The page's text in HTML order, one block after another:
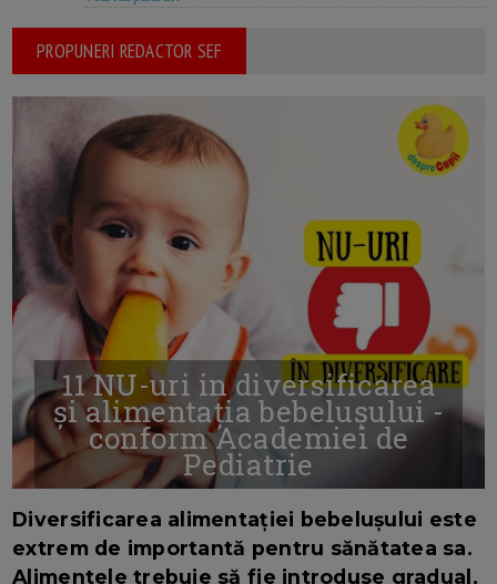
PROPUNERI REDACTOR SEF
11 NU-uri in diversificarea
și alimentația bebelușului -
conform Academiei de
Pediatrie
Diversificarea alimentației bebelușului este
extrem de importantă pentru sănătatea sa.
Alimentele trebuie să fie introduse gradual,